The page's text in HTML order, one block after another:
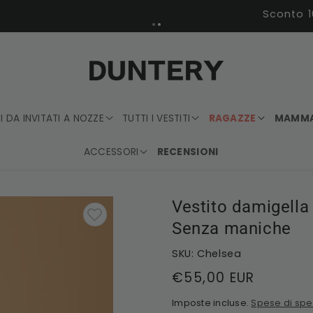
Sconto 10% su tutti i modelli | Applicato al checkout
DA INVITATI A NOZZE TUTTI I VESTITI RAGAZZE
ACCESSORI RECENSIONI
Vestito
Senza maniche
SKU: Chelsea
Prezzo
di
€55,00 EUR
Imposte incluse. Spese di